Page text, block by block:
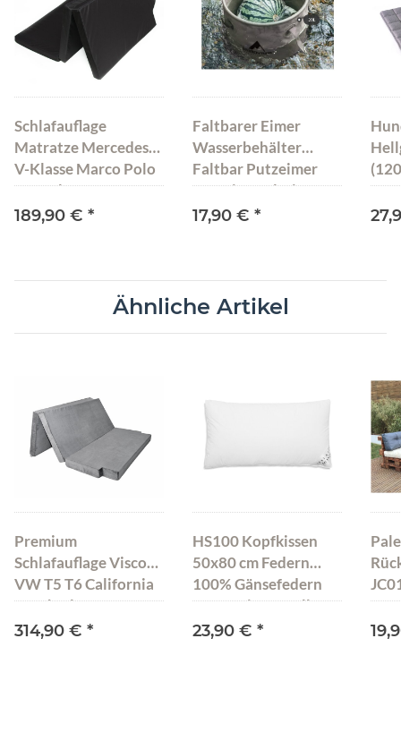
Schlafauflage
Matratze Mercedes
V-Klasse Marco Polo
Bett Klappmatratze
Schwarz 200x108x8
189,90 € *
Faltbarer Eimer
Wasserbehälter
Faltbar Putzeimer
Camping Falteimer
Behälter 20L
17,90 € *
Ähnliche Artikel
Premium
Schlafauflage Visco
VW T5 T6 California
Beach Klappmatratze
200x150x10 cm
314,90 € *
HS100 Kopfkissen
50x80 cm Federn
100% Gänsefedern
Natur Kissen Füllung
1100 Gramm
23,90 € *